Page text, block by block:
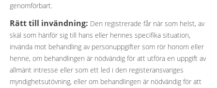
genomförbart.
Rätt till invändning: Den registrerade får när som helst, av
skäl som hänför sig till hans eller hennes specifika situation,
invända mot behandling av personuppgifter som rör honom eller
henne, om behandlingen är nödvändig för att utföra en uppgift av
allmänt intresse eller som ett led i den registeransvariges
myndighetsutövning, eller om behandlingen är nödvändig för att